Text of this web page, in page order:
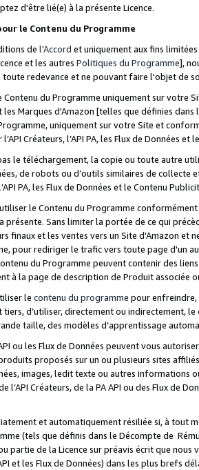
d'être lié(e) à la présente Licence.
le Contenu du Programme
de l'Accord et uniquement aux fins
et les autres Politiques du Programme],
toute redevance et ne pouvant faire l'objet de
Contenu du Programme uniquement sur votre
les Marques d'Amazon [telles que définies dans
uniquement sur votre Site et
Créateurs, l’API PA, les Flux de Données
le téléchargement, la copie ou toute autre
de robots ou d’outils similaires de
PA, les Flux de Données et le Contenu
le Contenu du Programme
présente. Sans limiter la portée de ce qui
finaux et les ventes vers un Site d'Amazon et
pour rediriger le trafic vers toute page d'un
du Programme peuvent contenir des
à la page de description de Produit associée
le contenu du programme pour
tiers, d’utiliser, directement ou indirectement,
taille, des modèles d’apprentissage
API ou les Flux de Données peuvent vous
proposés sur un ou plusieurs sites
images, ledit texte ou autres informations
l’API Créateurs, de la PA API ou des Flux de
et automatiquement résiliée si, à
(tels que définis dans le Décompte de
partie de la Licence sur préavis écrit que
API et les Flux de Données) dans les plus